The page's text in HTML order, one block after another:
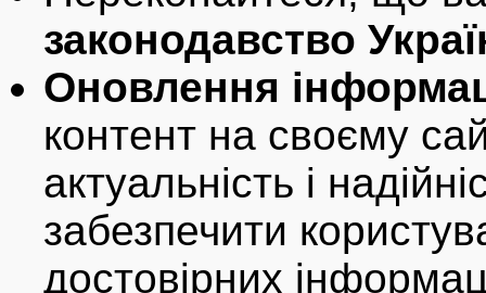
законодавство
Оновлення
контент на своєму
актуальність і
забезпечити
достовірних